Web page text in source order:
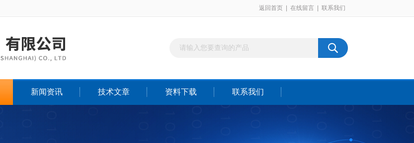
返回首页 在线留言 联系我们
新闻资讯 技术文章 资料下载 联系我们